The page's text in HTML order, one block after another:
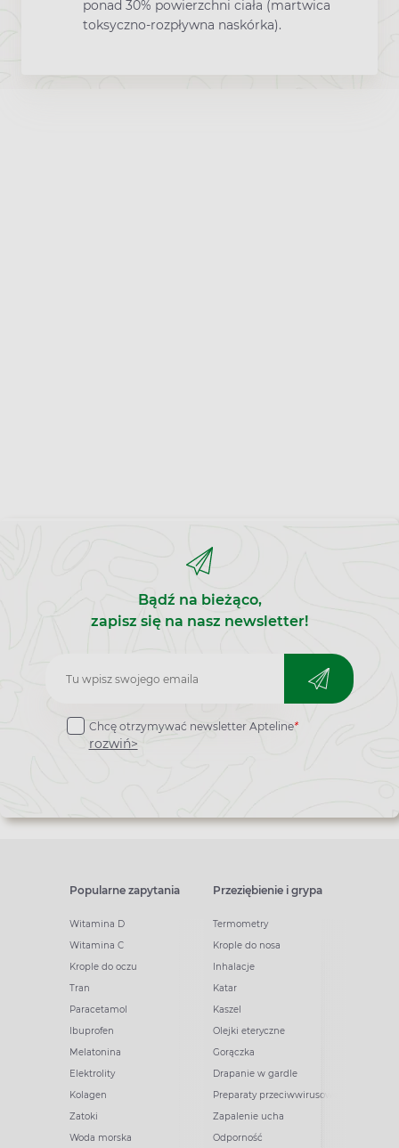
ponad 30% powierzchni ciała (martwica
toksyczno-rozpływna naskórka).
Bądź na bieżąco,
zapisz się na nasz newsletter!
Zapisz
do
newslettera
Chcę otrzymywać newsletter Apteline*
rozwiń>
Popularne zapytania
Witamina D
Witamina C
Krople do oczu
Tran
Paracetamol
Ibuprofen
Melatonina
Elektrolity
Kolagen
Zatoki
Woda morska
Przeziębienie i grypa
Termometry
Krople do nosa
Inhalacje
Katar
Kaszel
Olejki eteryczne
Gorączka
Drapanie w gardle
Preparaty przeciwwirusowe
Zapalenie ucha
Odporność